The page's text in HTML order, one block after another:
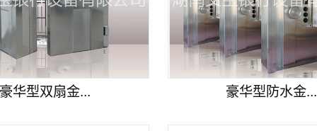
豪华型双扇金... 豪华型防水金...